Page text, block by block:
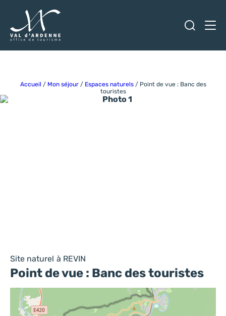
Accueil / Mon séjour/ Espaces naturels/ Point de vue : Banc des
touristes
Site naturel à REVIN
Point de vue : Banc des touristes
Photo 1